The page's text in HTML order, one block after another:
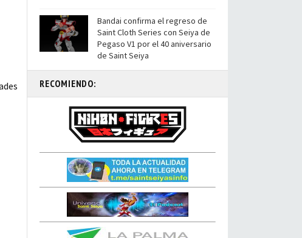
Bandai confirma el regreso de
Saint Cloth Series con Seiya de
Pegaso V1 por el 40 aniversario
de Saint Seiya
RECOMIENDO: